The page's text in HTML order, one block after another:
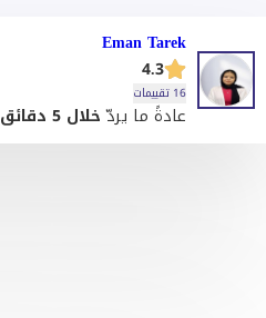
Eman Tarek
4.3
16 تقييمات
عادةً ما يردّخلال 5 دقائق